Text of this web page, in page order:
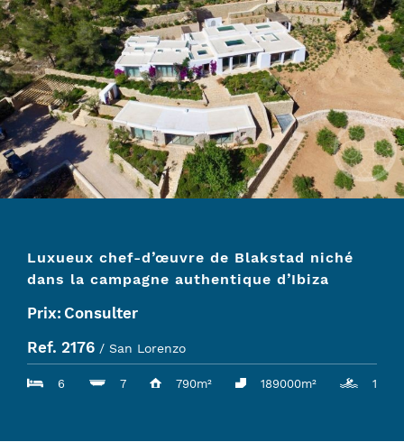
Luxueux chef-d’œuvre de Blakstad niché
dans la campagne authentique d’Ibiza
Prix: Consulter
Ref. 2176 / San Lorenzo
6 7 790m² 189000m² 1